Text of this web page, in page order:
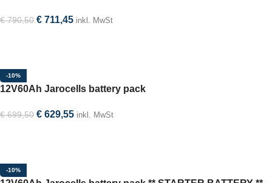
€790,50 € 711,45 inkl. MwSt
-10%
12V60Ah Jarocells battery pack
€699,50 € 629,55 inkl. MwSt
-10%